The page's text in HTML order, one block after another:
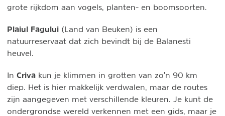
grote rijkdom aan vogels, planten- en boomsoorten.
Plaiul Fagului (Land van Beuken) is een
natuurreservaat dat zich bevindt bij de Balanesti
heuvel.
In Criva kun je klimmen in grotten van zo'n 90 km
diep. Het is hier makkelijk verdwalen, maar de routes
zijn aangegeven met verschillende kleuren. Je kunt de
ondergrondse wereld verkennen met een gids, maar je